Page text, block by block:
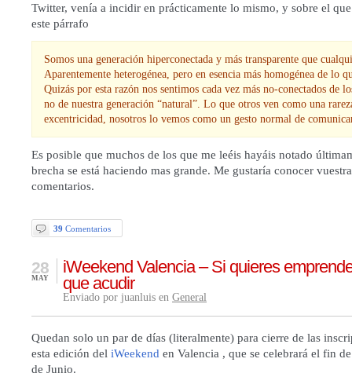
Twitter, venía a incidir en prácticamente lo mismo, y sobre el
este párrafo
Somos una generación hiperconectada y más transparente que
Aparentemente heterogénea, pero en esencia más homogénea de lo
Quizás por esta razón nos sentimos cada vez más no-conectados de
no de nuestra generación “natural”. Lo que otros ven como una
excentricidad, nosotros lo vemos como un gesto normal de
Es posible que muchos de los que me leéis hayáis notado
brecha se está haciendo mas grande. Me gustaría conocer
comentarios.
39 Comentarios
iWeekend Valencia – Si quieres
que acudir
28
MAY
Enviado por juanluis en General
Quedan solo un par de días (literalmente) para cierre de las
esta edición del iWeekend en Valencia , que se celebrará el fin
de Junio.